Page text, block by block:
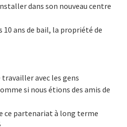
dans son nouveau centre
10 ans de bail, la propriété de
travailler avec les gens
si nous étions des amis de
ce partenariat à long terme